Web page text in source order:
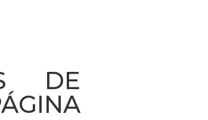
DE